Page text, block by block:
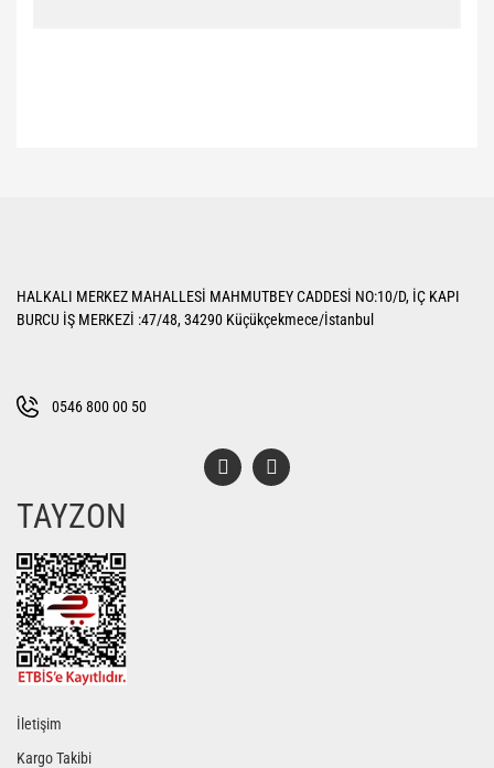
Ürün açıklamasında eksik bilgiler bulunuyor.
Bu ürüne benzer farklı alternatifler olmalı.
HALKALI MERKEZ MAHALLESİ MAHMUTBEY CADDESİ NO:10/D, İÇ KAPI
BURCU İŞ MERKEZİ :47/48, 34290 Küçükçekmece/İstanbul
0546 800 00 50
TAYZON
İletişim
Kargo Takibi